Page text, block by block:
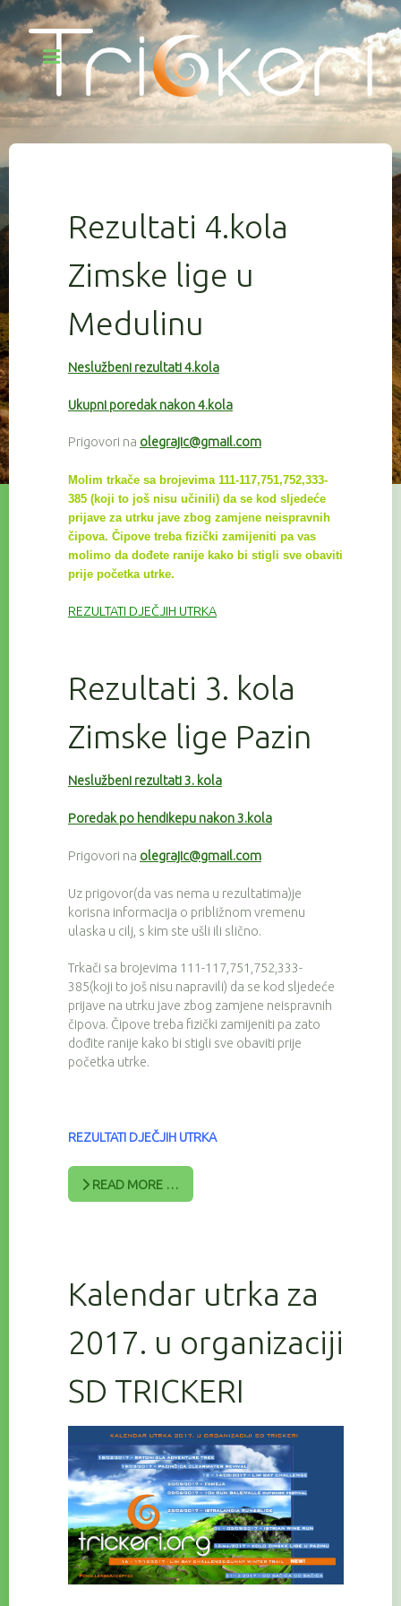
Rezultati 4.kola
Zimske lige u
Medulinu
Neslužbeni rezultati 4.kola
Ukupni poredak nakon 4.kola
Prigovori na olegrajic@gmail.com
Molim trkače sa brojevima 111-117,751,752,333-
385 (koji to još nisu učinili) da se kod sljedeće
prijave za utrku jave zbog zamjene neispravnih
čipova. Čipove treba fizički zamijeniti pa vas
molimo da dođete ranije kako bi stigli sve obaviti
prije početka utrke.
REZULTATI DJEČJIH UTRKA
Rezultati 3. kola
Zimske lige Pazin
Neslužbeni rezultati 3. kola
Poredak po hendikepu nakon 3.kola
Prigovori na olegrajic@gmail.com
Uz prigovor(da vas nema u rezultatima)je
korisna informacija o približnom vremenu
ulaska u cilj, s kim ste ušli ili slično.
Trkači sa brojevima 111-117,751,752,333-
385(koji to još nisu napravili) da se kod sljedeće
prijave na utrku jave zbog zamjene neispravnih
čipova. Čipove treba fizički zamijeniti pa zato
dođite ranije kako bi stigli sve obaviti prije
početka utrke.
REZULTATI DJEČJIH UTRKA
READ MORE …
Kalendar utrka za
2017. u organizaciji
SD TRICKERI